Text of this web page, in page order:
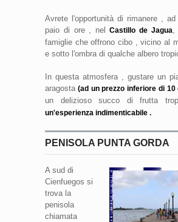
Avrete l'opportunità di rimanere ,
paio di ore , nel Castillo de Jagua
famiglie che offrono cibo , vicino al
e sotto l'ombra di qualche albero
In questa atmosfera , gustare un
aragosta (ad un prezzo inferiore di 10
un delizioso succo di frutta
un'esperienza indimenticabile .
PENISOLA PUNTA GORDA
A sud di
Cienfuegos si
trova la
penisola
chiamata